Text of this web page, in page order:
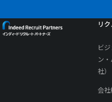
リ
ビ
ン
社）
会